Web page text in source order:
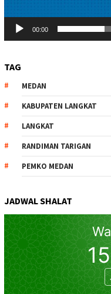
00:00
TAG
MEDAN
KABUPATEN LANGKAT
LANGKAT
RANDIMAN TARIGAN
PEMKO MEDAN
JADWAL SHALAT